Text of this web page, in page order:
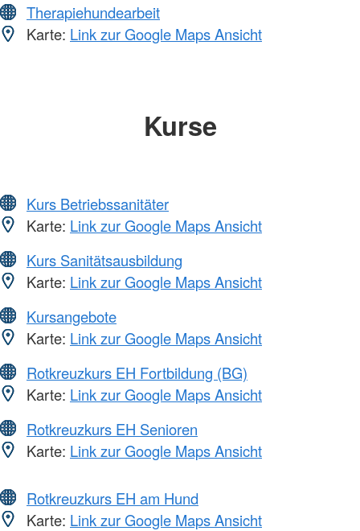
Therapiehundearbeit
Karte: Link zur Google Maps Ansicht
Kurse
Kurs Betriebssanitäter
Karte: Link zur Google Maps Ansicht
Kurs Sanitätsausbildung
Karte: Link zur Google Maps Ansicht
Kursangebote
Karte: Link zur Google Maps Ansicht
Rotkreuzkurs EH Fortbildung (BG)
Karte: Link zur Google Maps Ansicht
Rotkreuzkurs EH Senioren
Karte: Link zur Google Maps Ansicht
Rotkreuzkurs EH am Hund
Karte: Link zur Google Maps Ansicht